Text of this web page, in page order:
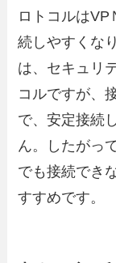
ロトコルはVP
続しやすくな
は、セキュリ
コルですが、
で、安定接続
ん。したがっ
でも接続でき
すすめです。